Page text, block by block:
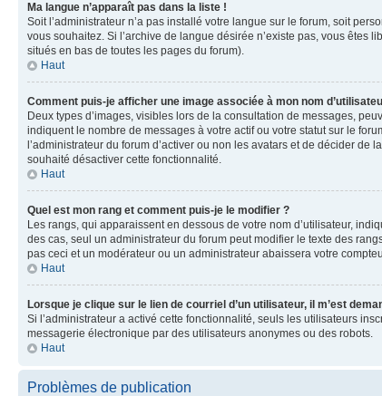
Ma langue n’apparaît pas dans la liste !
Soit l’administrateur n’a pas installé votre langue sur le forum, soit
vous souhaitez. Si l’archive de langue désirée n’existe pas, vous
situés en bas de toutes les pages du forum).
Haut
Comment puis-je afficher une image associée à mon nom
Deux types d’images, visibles lors de la consultation de messages,
indiquent le nombre de messages à votre actif ou votre statut sur le
l’administrateur du forum d’activer ou non les avatars et de décider
souhaité désactiver cette fonctionnalité.
Haut
Quel est mon rang et comment puis-je le modifier ?
Les rangs, qui apparaissent en dessous de votre nom d’utilisateur,
des cas, seul un administrateur du forum peut modifier le texte des
pas ceci et un modérateur ou un administrateur abaissera votre
Haut
Lorsque je clique sur le lien de courriel d’un utilisateur, il m’est
Si l’administrateur a activé cette fonctionnalité, seuls les utilisateurs
messagerie électronique par des utilisateurs anonymes ou des robots.
Haut
Problèmes de publication